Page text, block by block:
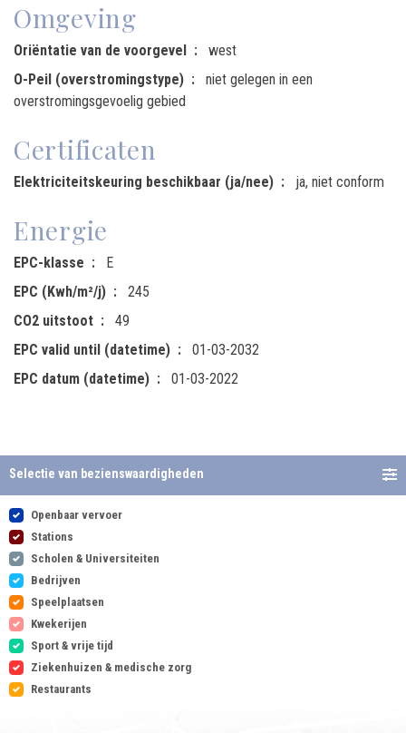
Omgeving
Oriëntatie van de voorgevel
west
O-Peil (overstromingstype)
niet gelegen in een
overstromingsgevoelig gebied
Certificaten
Elektriciteitskeuring beschikbaar (ja/nee) ja, niet conform
Energie
EPC-klasse
E
EPC (Kwh/m²/j)
245
CO2 uitstoot
49
EPC valid until (datetime)
01-03-2032
EPC datum (datetime)
01-03-2022
Selectie van bezienswaardigheden
Openbaar vervoer
Stations
Scholen & Universiteiten
Bedrijven
Speelplaatsen
Kwekerijen
Sport & vrije tijd
Ziekenhuizen & medische zorg
Restaurants